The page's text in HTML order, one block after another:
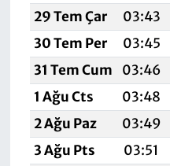
29 Tem Çar
03:43
30 Tem Per
03:45
31 Tem Cum
03:46
1 Ağu Cts
03:48
2 Ağu Paz
03:49
3 Ağu Pts
03:51